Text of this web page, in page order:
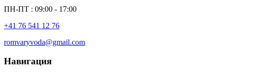
ПН-ПТ : 09:00 - 17:00
+41 76 541 12 76
romvaryvoda@gmail.com
Навигация